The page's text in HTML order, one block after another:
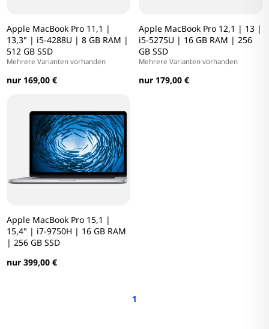
Apple MacBook Pro 11,1 |
13,3" | i5-4288U | 8 GB RAM |
512 GB SSD
Mehrere Varianten vorhanden
nur 169,00 €
Apple MacBook Pro 12,1 | 13 |
i5-5275U | 16 GB RAM | 256
GB SSD
Mehrere Varianten vorhanden
nur 179,00 €
Apple MacBook Pro 15,1 |
15,4" | i7-9750H | 16 GB RAM
| 256 GB SSD
nur 399,00 €
1